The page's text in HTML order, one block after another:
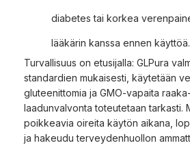
diabetes tai korkea
lääkärin kanssa ennen käyttöä.
Turvallisuus on etusijalla: GLPura
standardien mukaisesti, käytetään
gluteenittomia ja GMO-vapaita
laadunvalvonta toteutetaan tarkasti.
poikkeavia oireita käytön aikana,
ja hakeudu terveydenhuollon